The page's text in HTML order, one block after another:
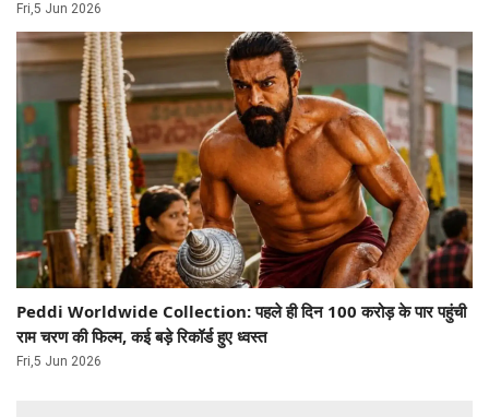
Fri,5 Jun 2026
Peddi Worldwide Collection: पहले ही दिन 100 करोड़ के पार पहुंची
राम चरण की फिल्म, कई बड़े रिकॉर्ड हुए ध्वस्त
Fri,5 Jun 2026